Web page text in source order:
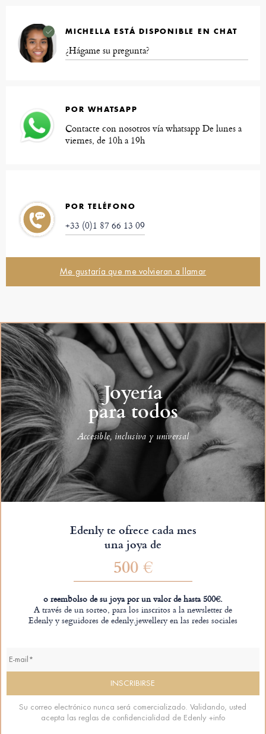
MICHELLA ESTÁ DISPONIBLE EN CHAT
¿Hágame su pregunta?
POR WHATSAPP
Contacte con nosotros vía whatsapp De lunes a
viernes, de 10h a 19h
POR TELÉFONO
+33 (0)1 87 66 13 09
Me gustaría que me volvieran a llamar
Joyería
para todos
Accesible, inclusiva y universal
Edenly te ofrece cada mes
una joya de
500 €
o reembolso de su joya por un valor de hasta 500€.
A través de un sorteo, para los inscritos a la newsletter de
Edenly y seguidores de edenly.jewellery en las redes sociales
Su correo electrónico nunca será comercializado. Validando, usted
acepta las reglas de confidencialidad de Edenly +info